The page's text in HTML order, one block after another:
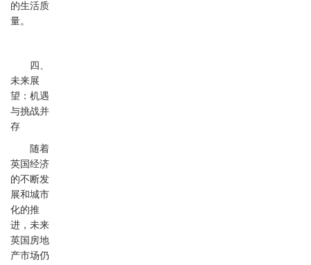
的生活质
量。
四、
未来展
望：机遇
与挑战并
存
随着
英国经济
的不断发
展和城市
化的推
进，未来
英国房地
产市场仍